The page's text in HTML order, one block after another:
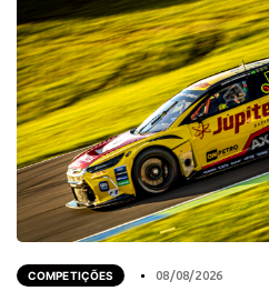
COMPETIÇÕES 08/08/2026